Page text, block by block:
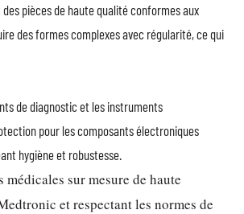
pièces de haute qualité conformes aux
des formes complexes avec régularité, ce qui
de diagnostic et les instruments
pour les composants électroniques
hygiène et robustesse.
sur mesure de haute
et respectant les normes de